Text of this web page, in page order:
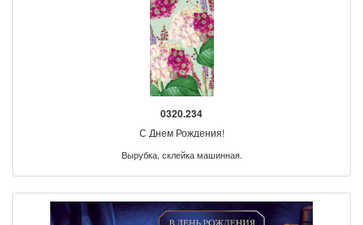
0320.234
С Днем Рождения!
Вырубка, склейка машинная.